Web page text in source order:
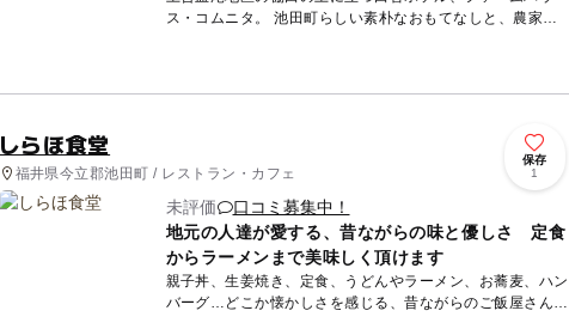
ス・コムニタ。 池田町らしい素朴なおもてなしと、農家な
しらほ食堂
福井県今立郡池田町 / レストラン・カフェ
保存
1
未評価
口コミ募集中！
地元の人達が愛する、昔ながらの味と優しさ 定食
からラーメンまで美味しく頂けます
親子丼、生姜焼き、定食、うどんやラーメン、お蕎麦、ハン
バーグ…どこか懐かしさを感じる、昔ながらのご飯屋さん。